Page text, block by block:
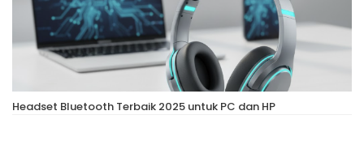
Headset Bluetooth Terbaik 2025 untuk PC dan HP